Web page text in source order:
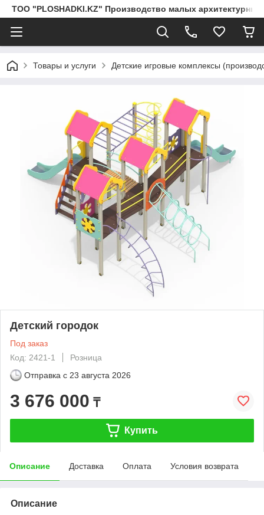
ТОО "PLOSHADKI.KZ" Производство малых
Товары и услуги Детские игровые комплексы
Детский городок
Под заказ
Код: 2421-1
Розница
Отправка с 23 августа 2026
3 676 000 ₸
Купить
Описание Доставка Оплата Условия возврата
Описание